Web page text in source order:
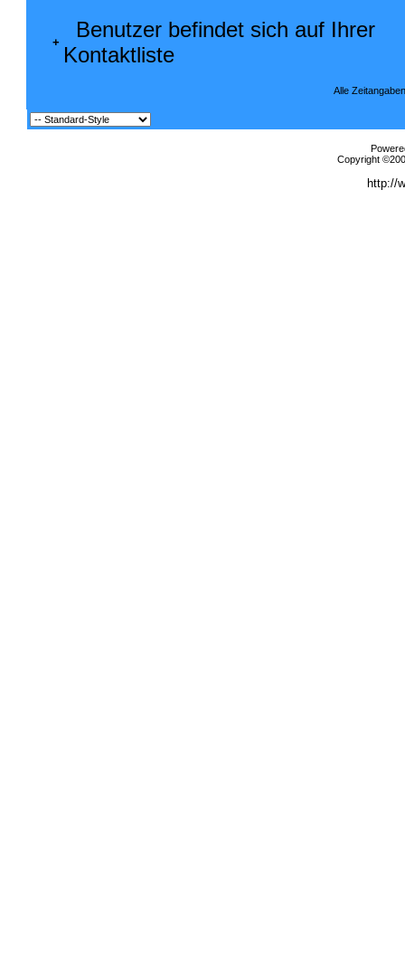
+
Benutzer befindet sich auf Ihrer
Kontaktliste
Alle
Copyright
http://